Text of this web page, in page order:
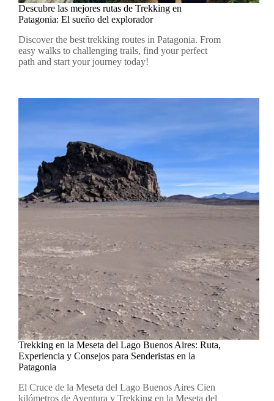
Descubre las mejores rutas de Trekking en
Patagonia: El sueño del explorador
Discover the best trekking routes in Patagonia. From
easy walks to challenging trails, find your perfect
path and start your journey today!
Trekking en la Meseta del Lago Buenos Aires: Ruta,
Experiencia y Consejos para Senderistas en la
Patagonia
El Cruce de la Meseta del Lago Buenos Aires Cien
kilómetros de Aventura y Trekking en la Meseta del